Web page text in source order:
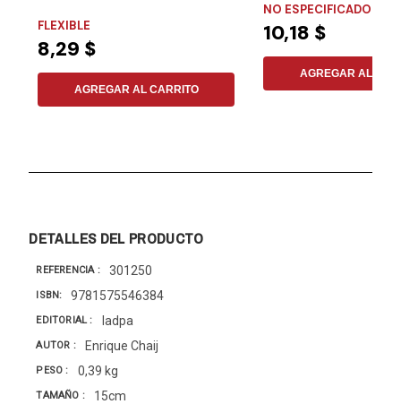
FLEXIBLE
8,29 $
AGREGAR AL CARRITO
NO ESPECIFICADO
10,18 $
AGREGAR AL
DETALLES DEL PRODUCTO
REFERENCIA 301250
ISBN 9781575546384
EDITORIAL Iadpa
AUTOR Enrique Chaij
PESO 0,39 kg
TAMAÑO 15cm